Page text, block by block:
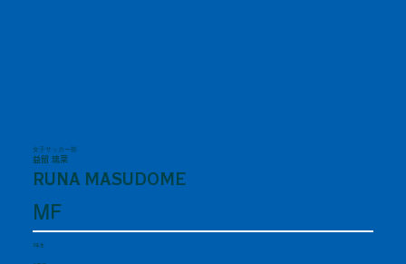
女子サッカー部
益留 琉菜
RUNA MASUDOME
MF
3年生